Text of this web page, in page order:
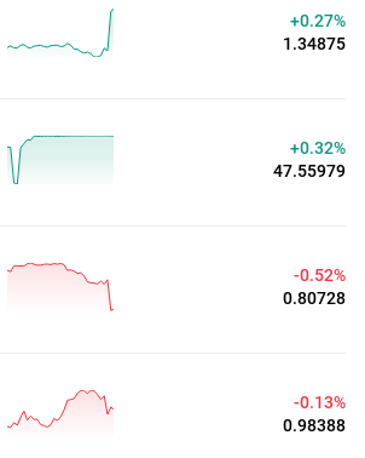
+0.27%
1.34875
+0.32%
47.55979
-0.52%
0.80728
-0.13%
0.98388